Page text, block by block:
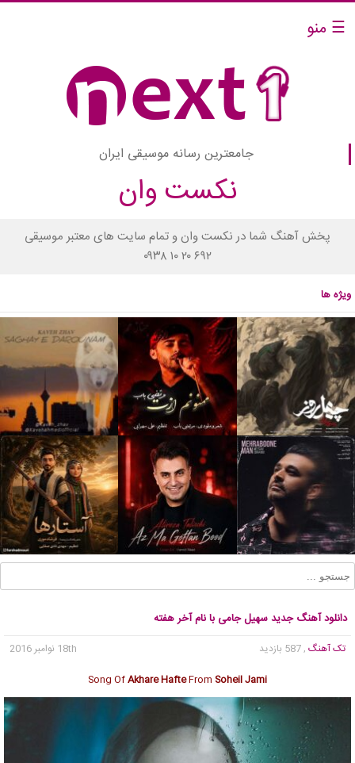
☰ منو
جامعترین رسانه موسیقی ایران
نکست وان
پخش آهنگ شما در نکست وان و تمام سایت های معتبر موسیقی
۰۹۳۸ ۱۰ ۲۰ ۶۹۲
ویژه ها
دانلود آهنگ جدید سهیل جامی با نام آخر هفته
تک آهنگ , 587 بازدید
18th نوامبر 2016
Song OfAkhare HafteFrom Soheil Jami